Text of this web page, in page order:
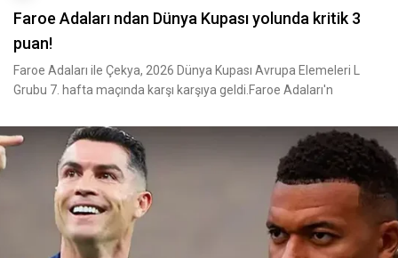
Faroe Adaları ndan Dünya Kupası yolunda kritik 3
puan!
Faroe Adaları ile Çekya, 2026 Dünya Kupası Avrupa Elemeleri L
Grubu 7. hafta maçında karşı karşıya geldi.Faroe Adaları'n